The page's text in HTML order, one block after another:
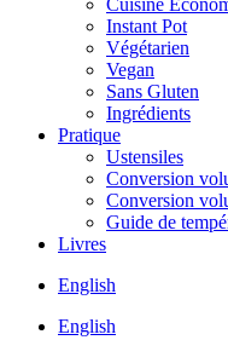
Cuisine
Instant Pot
Végétarien
Vegan
Sans Gluten
Ingrédients
Pratique
Ustensiles
Conversion
Conversion
Guide de
Livres
English
English